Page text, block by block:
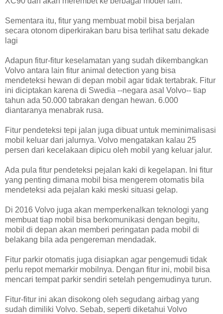
Sementara itu, fitur yang membuat mobil bisa berjalan
secara otonom diperkirakan baru bisa terlihat satu dekade
lagi
Adapun fitur-fitur keselamatan yang sudah dikembangkan
Volvo antara lain fitur animal detection yang bisa
mendeteksi hewan di depan mobil agar tidak tertabrak. Fitur
ini diciptakan karena di Swedia --negara asal Volvo-- tiap
tahun ada 50.000 tabrakan dengan hewan. 6.000
diantaranya menabrak rusa.
Fitur pendeteksi tepi jalan juga dibuat untuk meminimalisasi
mobil keluar dari jalurnya. Volvo mengatakan kalau 25
persen dari kecelakaan dipicu oleh mobil yang keluar jalur.
Ada pula fitur pendeteksi pejalan kaki di kegelapan. Ini fitur
yang penting dimana mobil bisa mengerem otomatis bila
mendeteksi ada pejalan kaki meski situasi gelap.
Di 2016 Volvo juga akan memperkenalkan teknologi yang
membuat tiap mobil bisa berkomunikasi dengan begitu,
mobil di depan akan memberi peringatan pada mobil di
belakang bila ada pengereman mendadak.
Fitur parkir otomatis juga disiapkan agar pengemudi tidak
perlu repot memarkir mobilnya. Dengan fitur ini, mobil bisa
mencari tempat parkir sendiri setelah pengemudinya turun.
Fitur-fitur ini akan disokong oleh segudang airbag yang
sudah dimiliki Volvo. Sebab, seperti diketahui Volvo